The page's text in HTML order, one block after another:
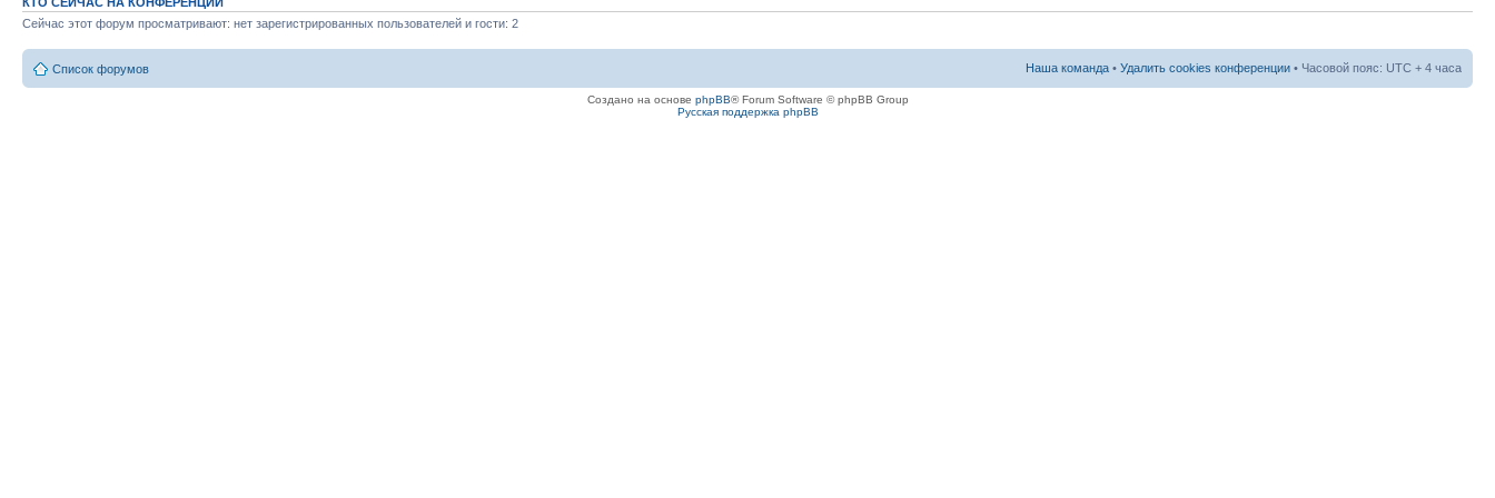
Сейчас этот форум просматривают: нет зарегистрированных пользователей и гости: 2
Список форумов Наша команда • Удалить cookies конференции • Часовой пояс: UTC + 4 часа
Создано на основе phpBB® Forum Software © phpBB Group
Русская поддержка phpBB